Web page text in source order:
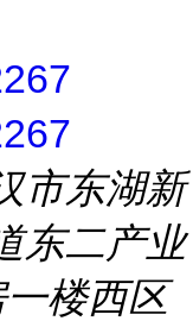
市东湖新
东二产业
楼西区